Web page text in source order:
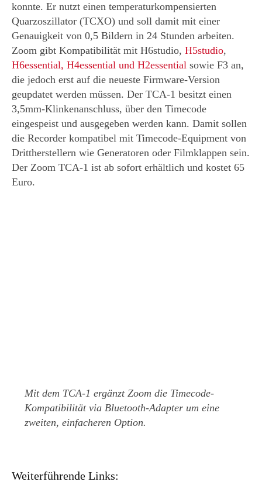
konnte. Er nutzt einen temperaturkompensierten
Quarzoszillator (TCXO) und soll damit mit einer
Genauigkeit von 0,5 Bildern in 24 Stunden arbeiten.
Zoom gibt Kompatibilität mit H6studio, H5studio,
H6essential, H4essential und H2essential sowie F3 an,
die jedoch erst auf die neueste Firmware-Version
geupdatet werden müssen. Der TCA-1 besitzt einen
3,5mm-Klinkenanschluss, über den Timecode
eingespeist und ausgegeben werden kann. Damit sollen
die Recorder kompatibel mit Timecode-Equipment von
Drittherstellern wie Generatoren oder Filmklappen sein.
Der Zoom TCA-1 ist ab sofort erhältlich und kostet 65
Euro.
Mit dem TCA-1 ergänzt Zoom die Timecode-
Kompatibilität via Bluetooth-Adapter um eine
zweiten, einfacheren Option.
Weiterführende Links: